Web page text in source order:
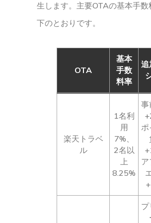
生します。主要OTAの基本手数
下のとおりです。
OTA
基本
手数
料率
追
楽天トラベ
ル
1名利
用
7%、
2名以
上
8.25%
事
ポ
ア
プ